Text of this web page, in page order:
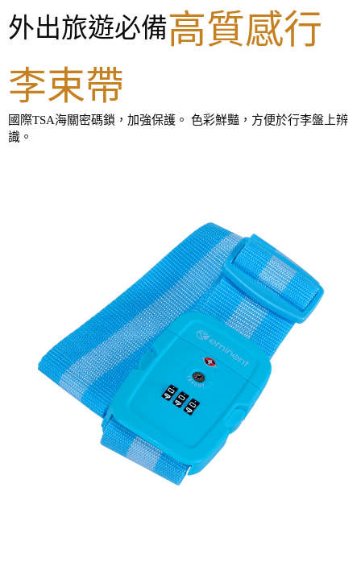
外出旅遊必備高質感行
李束帶
國際TSA海關密碼鎖，加強保護。 色彩鮮豔，方便於行李盤上辨
識。